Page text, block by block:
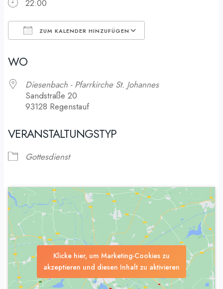
22:00
ZUM KALENDER HINZUFÜGEN
WO
Diesenbach - Pfarrkirche St. Johannes
Sandstraße 20
93128 Regenstauf
VERANSTALTUNGSTYP
Gottesdienst
Klicke hier, um Marketing-Cookies zu
akzeptieren und diesen Inhalt zu aktivieren